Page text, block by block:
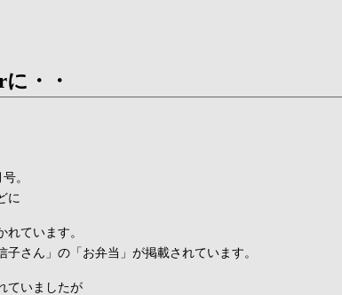
・・
。
に
れています。
さん」の「お弁当」が掲載されています。
ていましたが